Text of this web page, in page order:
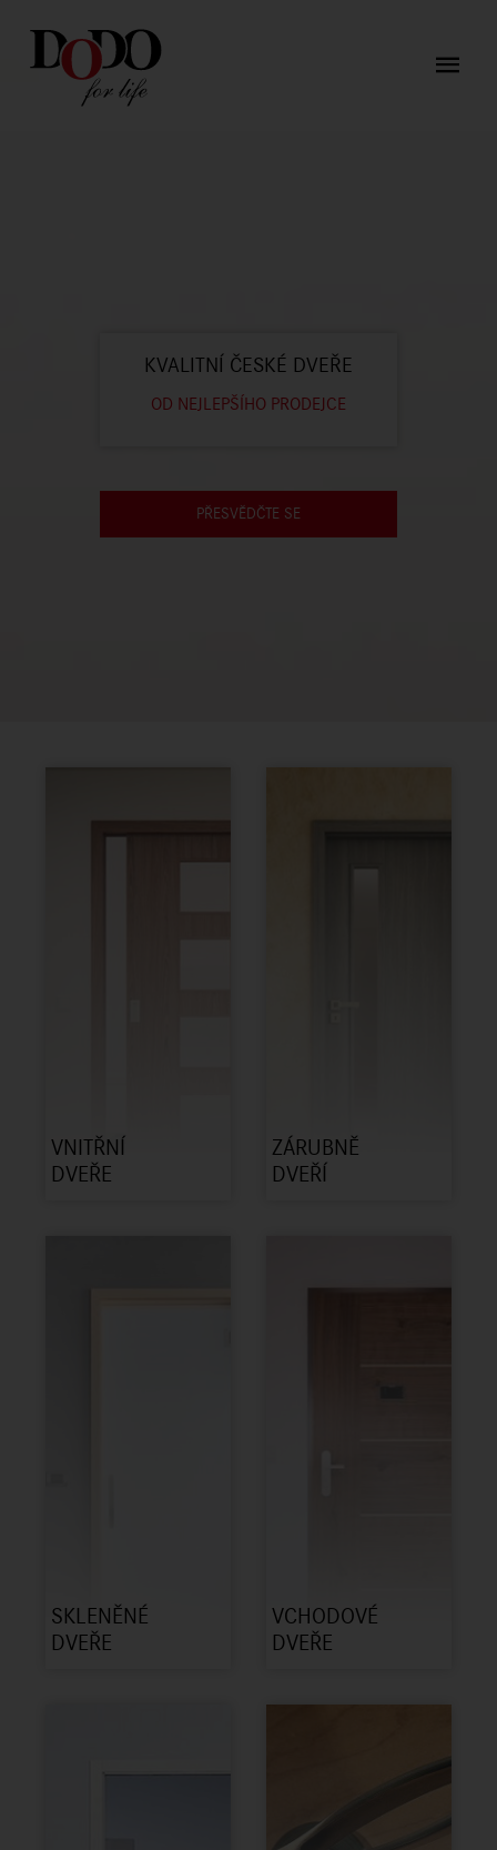
KVALITNÍ ČESKÉ DVEŘE
OD NEJLEPŠÍHO PRODEJCE
PŘESVĚDČTE SE
VNITŘNÍ
DVEŘE
ZÁRUBNĚ
DVEŘÍ
SKLENĚNÉ
DVEŘE
VCHODOVÉ
DVEŘE